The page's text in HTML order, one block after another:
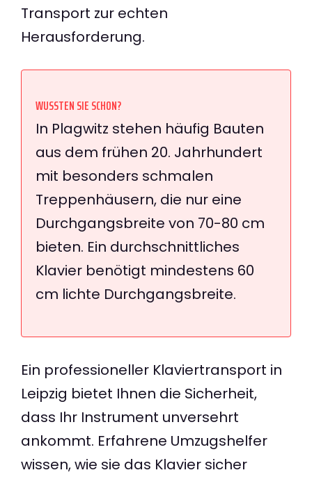
Transport zur echten
Herausforderung.
WUSSTEN SIE SCHON?
In Plagwitz stehen häufig Bauten
aus dem frühen 20. Jahrhundert
mit besonders schmalen
Treppenhäusern, die nur eine
Durchgangsbreite von 70-80 cm
bieten. Ein durchschnittliches
Klavier benötigt mindestens 60
cm lichte Durchgangsbreite.
Ein professioneller Klaviertransport in
Leipzig bietet Ihnen die Sicherheit,
dass Ihr Instrument unversehrt
ankommt. Erfahrene Umzugshelfer
wissen, wie sie das Klavier sicher